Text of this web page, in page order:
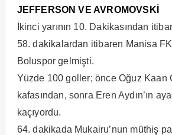
JEFFERSON VE AVROMOVSKİ
İkinci yarının 10. Dakikasından
58. dakikalardan itibaren Manisa
Boluspor gelmişti.
Yüzde 100 goller; önce Oğuz Kaan
kafasından, sonra Eren Aydın’ın
kaçıyordu.
64. dakikada Mukairu’nun müthiş